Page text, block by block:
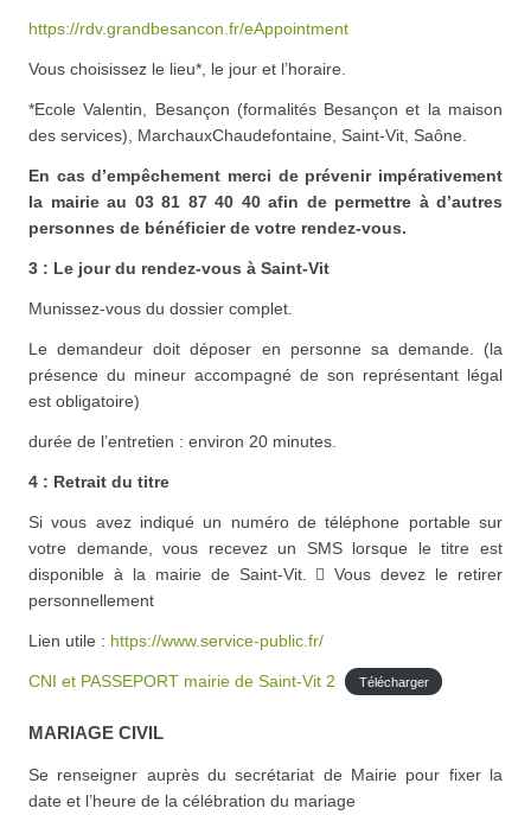
https://rdv.grandbesancon.fr/eAppointment
Vous choisissez le lieu*, le jour et l’horaire.
*Ecole Valentin, Besançon (formalités Besançon et la maison
des services), MarchauxChaudefontaine, Saint-Vit, Saône.
En cas d’empêchement merci de prévenir impérativement
la mairie au 03 81 87 40 40 afin de permettre à d’autres
personnes de bénéficier de votre rendez-vous.
3 : Le jour du rendez-vous à Saint-Vit
Munissez-vous du dossier complet.
Le demandeur doit déposer en personne sa demande. (la
présence du mineur accompagné de son représentant légal
est obligatoire)
durée de l’entretien : environ 20 minutes.
4 : Retrait du titre
Si vous avez indiqué un numéro de téléphone portable sur
votre demande, vous recevez un SMS lorsque le titre est
disponible à la mairie de Saint-Vit.  Vous devez le retirer
personnellement
Lien utile : https://www.service-public.fr/
CNI et PASSEPORT mairie de Saint-Vit 2 Télécharger
MARIAGE CIVIL
Se renseigner auprès du secrétariat de Mairie pour fixer la
date et l’heure de la célébration du mariage